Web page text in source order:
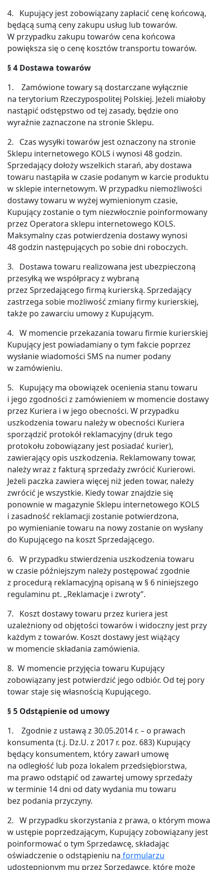
4. Kupujący jest zobowiązany zapłacić cenę końcową,
będącą sumą ceny zakupu usług lub towarów.
W przypadku zakupu towarów cena końcowa
powiększa się o cenę kosztów transportu towarów.
§ 4 Dostawa towarów
1. Zamówione towary są dostarczane wyłącznie
na terytorium Rzeczypospolitej Polskiej. Jeżeli miałoby
nastąpić odstępstwo od tej zasady, będzie ono
wyraźnie zaznaczone na stronie Sklepu.
2. Czas wysyłki towarów jest oznaczony na stronie
Sklepu internetowego KOLS i wynosi 48 godzin.
Sprzedający dołoży wszelkich starań, aby dostawa
towaru nastąpiła w czasie podanym w karcie produktu
w sklepie internetowym. W przypadku niemożliwości
dostawy towaru w wyżej wymienionym czasie,
Kupujący zostanie o tym niezwłocznie poinformowany
przez Operatora sklepu internetowego KOLS.
Maksymalny czas potwierdzenia dostawy wynosi
48 godzin następujących po sobie dni roboczych.
3. Dostawa towaru realizowana jest ubezpieczoną
przesyłką we współpracy z wybraną
przez Sprzedającego firmą kurierską. Sprzedający
zastrzega sobie możliwość zmiany firmy kurierskiej,
także po zawarciu umowy z Kupującym.
4. W momencie przekazania towaru firmie kurierskiej
Kupujący jest powiadamiany o tym fakcie poprzez
wysłanie wiadomości SMS na numer podany
w zamówieniu.
5. Kupujący ma obowiązek ocenienia stanu towaru
i jego zgodności z zamówieniem w momencie dostawy
przez Kuriera i w jego obecności. W przypadku
uszkodzenia towaru należy w obecności Kuriera
sporządzić protokół reklamacyjny (druk tego
protokołu zobowiązany jest posiadać kurier),
zawierający opis uszkodzenia. Reklamowany towar,
należy wraz z fakturą sprzedaży zwrócić Kurierowi.
Jeżeli paczka zawiera więcej niż jeden towar, należy
zwrócić je wszystkie. Kiedy towar znajdzie się
ponownie w magazynie Sklepu internetowego KOLS
i zasadność reklamacji zostanie potwierdzona,
po wymienianie towaru na nowy zostanie on wysłany
do Kupującego na koszt Sprzedającego.
6. W przypadku stwierdzenia uszkodzenia towaru
w czasie późniejszym należy postępować zgodnie
z procedurą reklamacyjną opisaną w § 6 niniejszego
regulaminu pt. „Reklamacje i zwroty”.
7. Koszt dostawy towaru przez kuriera jest
uzależniony od objętości towarów i widoczny jest przy
każdym z towarów. Koszt dostawy jest wiążący
w momencie składania zamówienia.
8. W momencie przyjęcia towaru Kupujący
zobowiązany jest potwierdzić jego odbiór. Od tej pory
towar staje się własnością Kupującego.
§ 5 Odstąpienie od umowy
1. Zgodnie z ustawą z 30.05.2014 r. – o prawach
konsumenta (t.j. Dz.U. z 2017 r. poz. 683) Kupujący
będący konsumentem, który zawarł umowę
na odległość lub poza lokalem przedsiębiorstwa,
ma prawo odstąpić od zawartej umowy sprzedaży
w terminie 14 dni od daty wydania mu towaru
bez podania przyczyny.
2. W przypadku skorzystania z prawa, o którym mowa
w ustępie poprzedzającym, Kupujący zobowiązany jest
poinformować o tym Sprzedawcę, składając
oświadczenie o odstąpieniu na formularzu
udostępnionym mu przez Sprzedawcę, które może